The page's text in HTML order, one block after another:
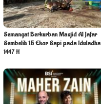
Semangat Berkurban Masjid Al Jafar
Sembelih 15 Ekor Sapi pada Iduladha
1447 H